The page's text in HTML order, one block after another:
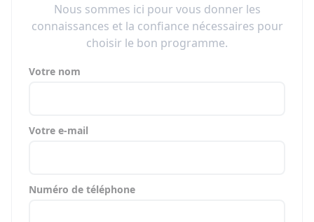
Nous sommes ici pour vous donner les
connaissances et la confiance nécessaires pour
choisir le bon programme.
Votre nom
Votre e-mail
Numéro de téléphone